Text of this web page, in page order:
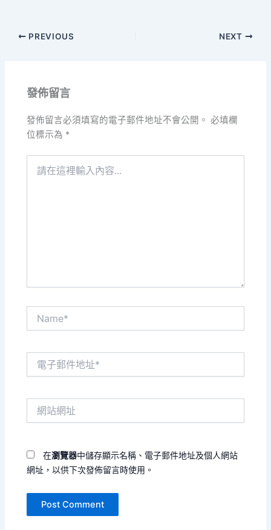
PREVIOUS NEXT
發佈留言
發佈留言必須填寫的電子郵件地址不會公開。 必填欄
位標示為 *
在瀏覽器中儲存顯示名稱、電子郵件地址及個人網站
網址，以供下次發佈留言時使用。